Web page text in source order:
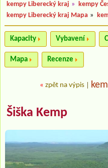
kempy Liberecký kraj » kempy
kempy Liberecký kraj Mapa »
Kapacity Vybavení
Mapa Recenze
« zpět na výpis
Šiška Kemp